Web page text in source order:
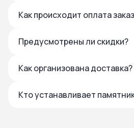
Как происходит оплата
Предусмотрены ли скидки?
Как организована доставка?
Кто устанавливает